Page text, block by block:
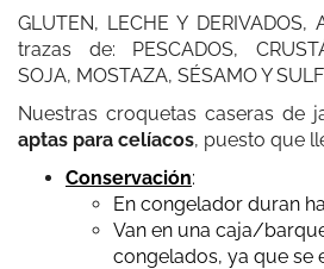
de decir que las croquetas están
me llamó antes de entregármelas
probado las de jamón, puerro y las
próximo pedido probaré el resto.
croquetas online de Madrid, he
Internet en Madrid y me quedo con
sinceramente. Un saludo
Javier Portillo
Excelente sabor y cremosidad de
alguna, las mejores son las de
GLUTEN, LECHE Y
trazas de: PESCADOS,
SOJA, MOSTAZA, SÉSAMO Y
Nuestras croquetas caseras de
aptas para celíacos, puesto que
Conservación:
En congelador duran
Van en una caja/
congelados, ya que se